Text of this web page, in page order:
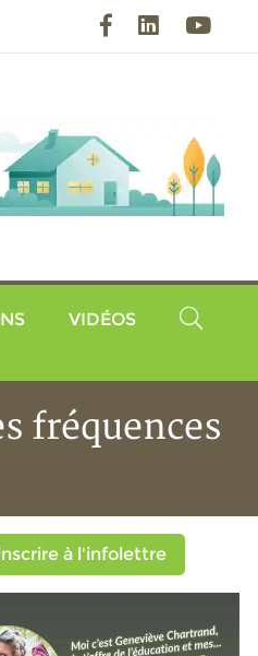
FacebookLinkedIn
VIDÉOS
fréquences
fréquences
à l'infolettre